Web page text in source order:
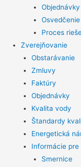
Objednávky
Proces
Zverejňovanie
Obstarávanie
Zmluvy
Faktúry
Objednávky
Kvalita vody
Štandardy
Energetická
Informácie pre
Smernice